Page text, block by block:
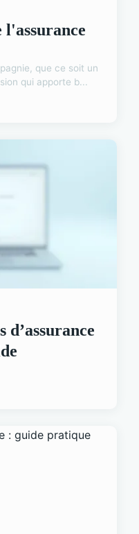
l'assurance
que ce soit un
qui apporte b...
d’assurance